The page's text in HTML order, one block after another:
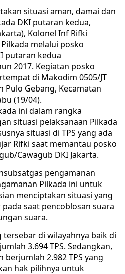
situasi aman, damai dan
DKI putaran kedua,
Kolonel Inf Rifki
melalui posko
putaran kedua
2017. Kegiatan posko
di Makodim 0505/JT
Pulo Gebang, Kecamatan
(19/04).
ini dalam rangka
situasi pelaksanaan Pilkada
situasi di TPS yang ada
Rifki saat memantau posko
Cawagub DKI Jakarta.
pengamanan
Pilkada ini untuk
menciptakan situasi yang
saat pencoblosan suara
suara.
tersebar di wilayahnya baik di
3.694 TPS. Sedangkan,
berjumlah 2.982 TPS yang
hak pilihnya untuk